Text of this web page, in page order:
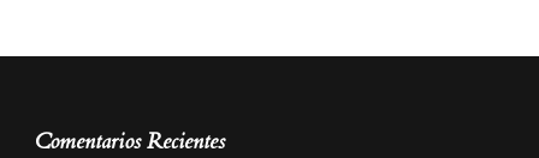
Comentarios Recientes